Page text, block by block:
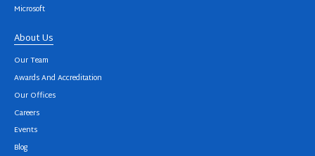
Microsoft
About Us
Our Team
Awards And Accreditation
Our Offices
Careers
Events
Blog